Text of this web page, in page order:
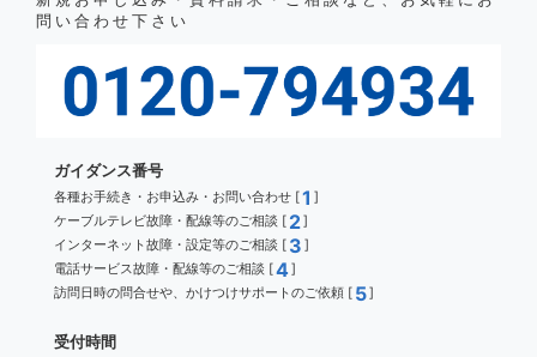
問い合わせ下さい
ガイダンス番号
各種お手続き・お申込み・お問い合わせ [1 ]
ケーブルテレビ故障・配線等のご相談 [ 2]
インターネット故障・設定等のご相談 [ 3 ]
電話サービス故障・配線等のご相談 [4]
訪問日時の問合せや、かけつけサポートのご依頼 [ 5]
受付時間